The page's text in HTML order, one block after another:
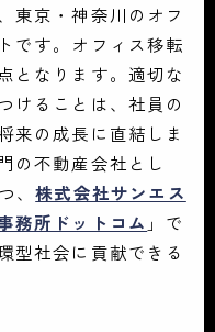
東京・神奈川のオフ
です。オフィス移転
となります。適切な
けることは、社員の
来の成長に直結しま
の不動産会社とし
、株式会社サンエス
務所ドットコム 」で
型社会に貢献できる